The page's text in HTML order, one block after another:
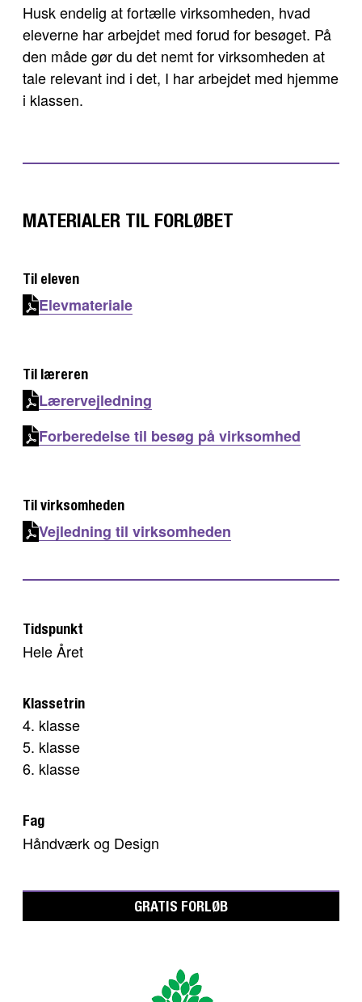
Husk endelig at fortælle virksomheden, hvad
eleverne har arbejdet med forud for besøget. På
den måde gør du det nemt for virksomheden at
tale relevant ind i det, I har arbejdet med hjemme
i klassen.
MATERIALER TIL FORLØBET
Til eleven
Elevmateriale
Til læreren
Lærervejledning
Forberedelse til besøg på virksomhed
Til virksomheden
Vejledning til virksomheden
Tidspunkt
Hele Året
Klassetrin
4. klasse
5. klasse
6. klasse
Fag
Håndværk og Design
GRATIS FORLØB